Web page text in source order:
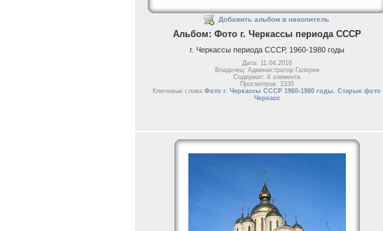
Добавить альбом в накопитель
Альбом: Фото г. Черкассы периода СССР
г. Черкассы периода СССР, 1960-1980 годы
Дата: 11.04.2016
Владелец: Администратор Галереи
Содержит: 4 элемента
Просмотров: 3335
Ключевые слова Фото г. Черкассы СССР 1960-1980 годы. Старые фото
Черкасс